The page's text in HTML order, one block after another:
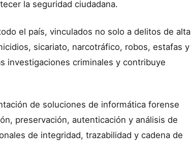
la seguridad ciudadana.
el país, vinculados no solo a delitos de alta
sicariato, narcotráfico, robos, estafas y
investigaciones criminales y contribuye
de soluciones de informática forense
preservación, autenticación y análisis de
de integridad, trazabilidad y cadena de